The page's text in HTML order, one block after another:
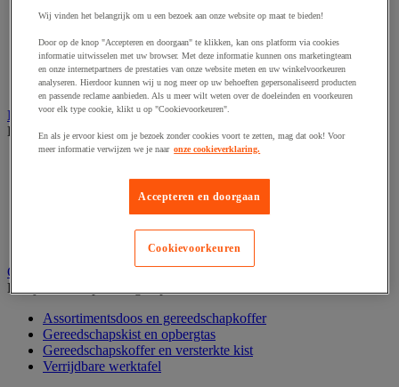
Accessoires voor slijpmachine
Accessoires voor snij- en snoeigereedschap
Accessoires voor snij-schuurmachine
Accessoires voor spijkermachine
Accessoires voor zaag
Elektrische toebehoren en verlichting
Bekijk de hele productgroep
Batterij, oplader en kabel
Wandcontactdoos en schakelaar
Gereedschap opbergen
Bekijk de hele productgroep
Assortimentsdoos en gereedschapkoffer
Gereedschapskist en opbergtas
Gereedschapskoffer en versterkte kist
Verrijdbare werktafel
Wij vinden het belangrijk om u een bezoek aan onze website op maat te bieden!
Door op de knop "Accepteren en doorgaan" te klikken, kan ons platform via cookies
informatie uitwisselen met uw browser. Met deze informatie kunnen ons marketingteam
en onze internetpartners de prestaties van onze website meten en uw winkelvoorkeuren
analyseren. Hierdoor kunnen wij u nog meer op uw behoeften gepersonaliseerd producten
en passende reclame aanbieden. Als u meer wilt weten over de doeleinden en voorkeuren
voor elk type cookie, klikt u op "Cookievoorkeuren".
En als je ervoor kiest om je bezoek zonder cookies voort te zetten, mag dat ook! Voor
meer informatie verwijzen we je naar onze cookieverklaring.
Accepteren en doorgaan
Cookievoorkeuren